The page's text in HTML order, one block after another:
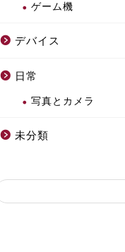
ゲーム機
デバイス
日常
写真とカメラ
未分類